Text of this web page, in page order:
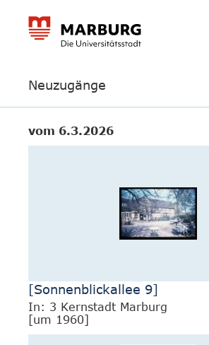
Neuzugänge
vom 6.3.2026
[Sonnenblickallee 9]
In: 3 Kernstadt Marburg
[um 1960]